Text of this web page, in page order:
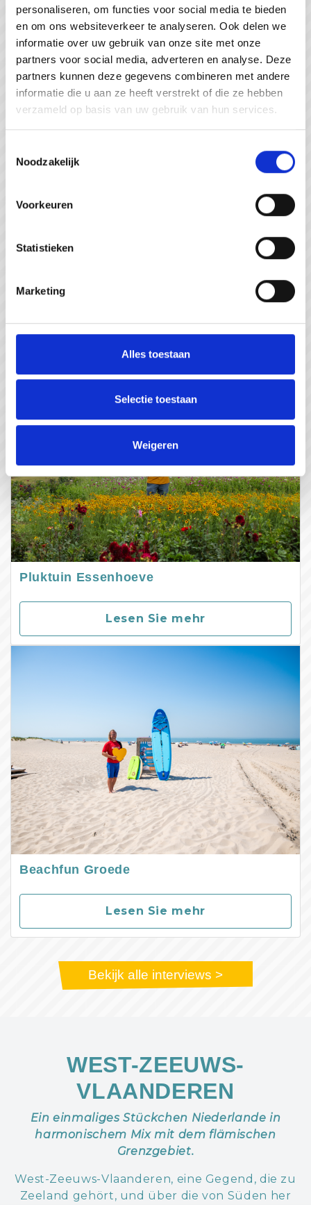
personaliseren, om functies voor social media te bieden
en om ons websiteverkeer te analyseren. Ook delen we
informatie over uw gebruik van onze site met onze
partners voor social media, adverteren en analyse. Deze
partners kunnen deze gegevens combineren met andere
informatie die u aan ze heeft verstrekt of die ze hebben
verzameld op basis van uw gebruik van hun services.
Noodzakelijk
Voorkeuren
Statistieken
Marketing
Alles toestaan
Selectie toestaan
Weigeren
#WeZienJeHierGraag
Strandpaviljoen de Piraat Cadzand
Lesen Sie mehr
Pluktuin Essenhoeve
Lesen Sie mehr
Beachfun Groede
Lesen Sie mehr
Bekijk alle interviews >
WEST-ZEEUWS-
VLAANDEREN
Ein einmaliges Stückchen Niederlande in
harmonischem Mix mit dem flämischen
Grenzgebiet.
West-Zeeuws-Vlaanderen, eine Gegend, die zu
Zeeland gehört, und über die von Süden her